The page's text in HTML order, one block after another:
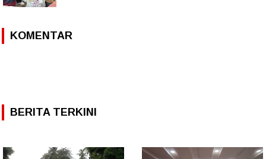
KOMENTAR
BERITA TERKINI